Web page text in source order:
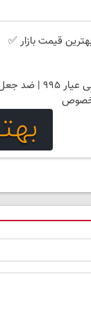
قیمت بازار ✅
خرید شمش زیوتو ۰.۵ گرمی عیار ۹۹۵ |